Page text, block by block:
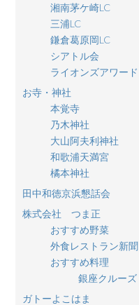
湘南茅ケ崎LC
三浦LC
鎌倉葛原岡LC
シアトル会
ライオンズアワード
お寺・神社
本覚寺
乃木神社
大山阿夫利神社
和歌浦天満宮
橘本神社
田中和徳京浜懇話会
株式会社 つま正
おすすめ野菜
外食レストラン新聞
おすすめ料理
銀座クルーズ
ガトーよこはま